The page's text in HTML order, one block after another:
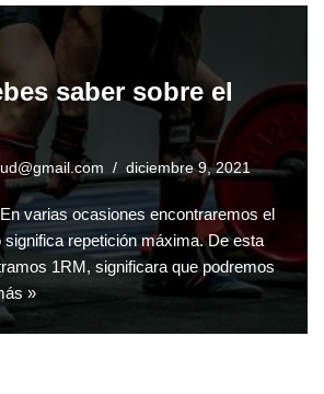
saber sobre el
diciembre 9, 2021
varias ocasiones encontraremos el
repetición máxima. De esta
1RM, significara que podremos
»